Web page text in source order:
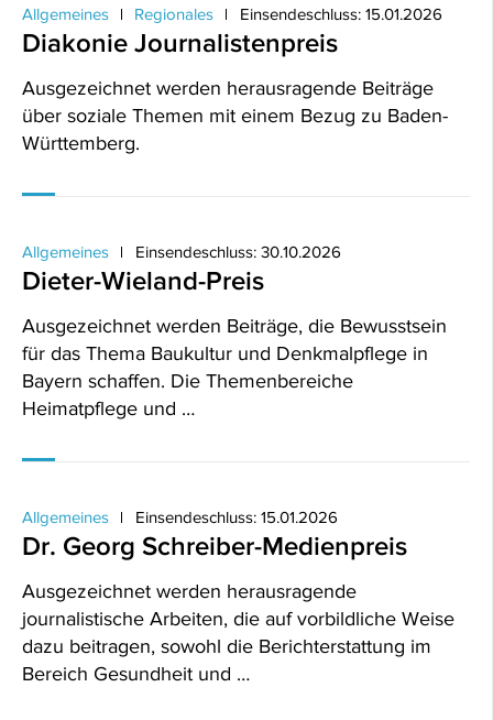
Allgemeines
Regionales Einsendeschluss: 15.01.2026
Diakonie Journalistenpreis
Ausgezeichnet werden herausragende Beiträge
über soziale Themen mit einem Bezug zu Baden-
Württemberg.
Allgemeines Einsendeschluss: 30.10.2026
Dieter-Wieland-Preis
Ausgezeichnet werden Beiträge, die Bewusstsein
für das Thema Baukultur und Denkmalpflege in
Bayern schaffen. Die Themenbereiche
Heimatpflege und …
Allgemeines Einsendeschluss: 15.01.2026
Dr. Georg Schreiber-Medienpreis
Ausgezeichnet werden herausragende
journalistische Arbeiten, die auf vorbildliche Weise
dazu beitragen, sowohl die Berichterstattung im
Bereich Gesundheit und …